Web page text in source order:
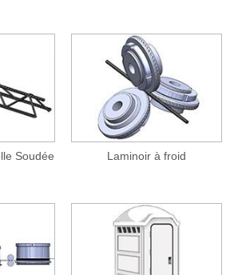
Soudée Laminoir à froid